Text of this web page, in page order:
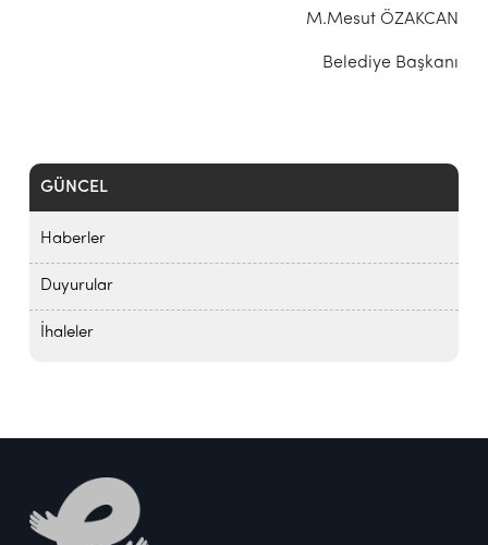
GÜNCEL
Haberler
Duyurular
İhaleler
M.Mesut ÖZAKCAN
Belediye Başkanı